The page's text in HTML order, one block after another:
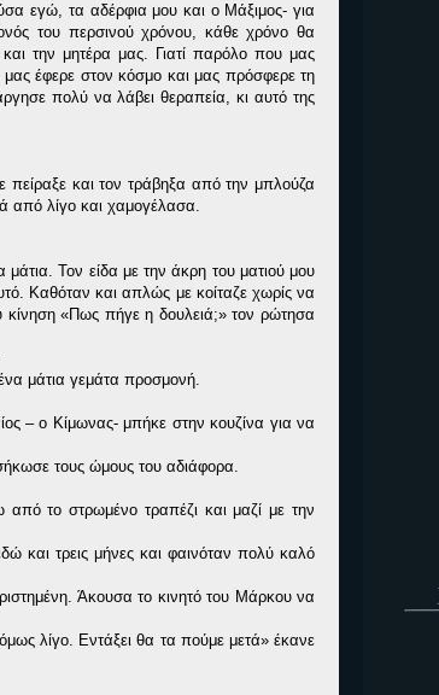
εγώ, τα αδέρφια μου και ο Μάξιμος- για
του περσινού χρόνου, κάθε χρόνο θα
την μητέρα μας. Γιατί παρόλο που μας
έφερε στον κόσμο και μας πρόσφερε τη
πολύ να λάβει θεραπεία, κι αυτό της
και τον τράβηξα από την μπλούζα
από λίγο και χαμογέλασα.
Τον είδα με την άκρη του ματιού μου
Καθόταν και απλώς με κοίταζε χωρίς να
«Πως πήγε η δουλειά;» τον ρώτησα
μάτια γεμάτα προσμονή.
– ο Κίμωνας- μπήκε στην κουζίνα για να
τους ώμους του αδιάφορα.
από το στρωμένο τραπέζι και μαζί με την
και τρεις μήνες και φαινόταν πολύ καλό
Άκουσα το κινητό του Μάρκου να
λίγο. Εντάξει θα τα πούμε μετά» έκανε